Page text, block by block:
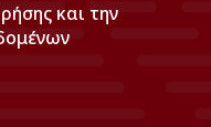
και την